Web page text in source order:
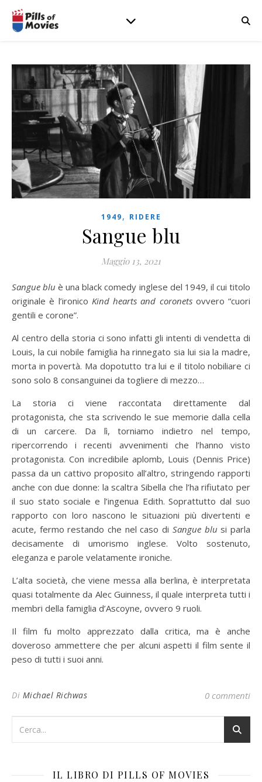
1949, RIDERE
Sangue blu
Maggio 13, 2021
Sangue blu è una black comedy inglese del 1949, il cui titolo
originale è l’ironico Kind hearts and coronets ovvero “cuori
gentili e corone”.
Al centro della storia ci sono infatti gli intenti di vendetta di
Louis, la cui nobile famiglia ha rinnegato sia lui sia la madre,
morta in povertà. Ma dopotutto tra lui e il titolo nobiliare ci
sono solo 8 consanguinei da togliere di mezzo…
La storia ci viene raccontata direttamente dal
protagonista, che sta scrivendo le sue memorie dalla cella
di un carcere. Da lì, torniamo indietro nel tempo,
ripercorrendo i recenti avvenimenti che l’hanno visto
protagonista. Con incredibile aplomb, Louis (Dennis Price)
passa da un cattivo proposito all’altro, stringendo rapporti
anche con due donne: la scaltra Sibella che l’ha rifiutato per
il suo stato sociale e l’ingenua Edith. Soprattutto dal suo
rapporto con loro nascono le situazioni più divertenti e
acute, fermo restando che nel caso di Sangue blu si parla
decisamente di umorismo inglese. Volto sostenuto,
eleganza e parole velatamente ironiche.
L’alta società, che viene messa alla berlina, è interpretata
quasi totalmente da Alec Guinness, il quale interpreta tutti i
membri della famiglia d’Ascoyne, ovvero 9 ruoli.
Il film fu molto apprezzato dalla critica, ma è anche
doveroso ammettere che per alcuni aspetti il film sente il
peso di tutti i suoi anni.
Di Michael Richwas 0 commenti
IL LIBRO DI PILLS OF MOVIES